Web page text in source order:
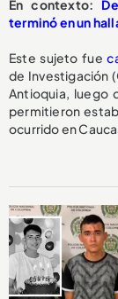
En contexto:
terminó en un
Este sujeto fue
de Investigación
Antioquia, luego
permitieron
ocurrido en